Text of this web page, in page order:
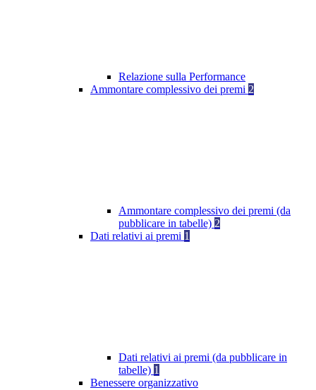
Relazione sulla Performance
Ammontare complessivo dei premi 2
Ammontare complessivo dei premi (da
pubblicare in tabelle) 2
Dati relativi ai premi 1
Dati relativi ai premi (da pubblicare in
tabelle) 1
Benessere organizzativo